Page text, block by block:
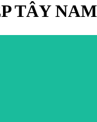
TÂY